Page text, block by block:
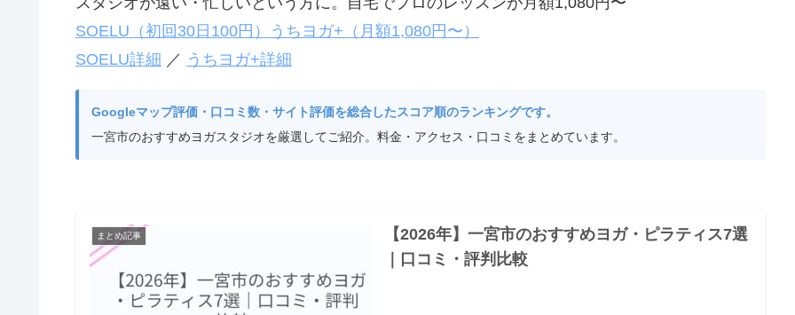
SOELU（初回30日100円）
うちヨガ+（月額1,080円〜）
SOELU詳細 ／ うちヨガ+詳細
Googleマップ評価・口コミ数・サイト評価を総合したスコア順のランキングです。
一宮市のおすすめヨガスタジオを厳選してご紹介。料金・アクセス・口コミをまとめています。
まとめ記事
【2026年】一宮市のおすすめヨガ・ピラティス7選
｜口コミ・評判比較